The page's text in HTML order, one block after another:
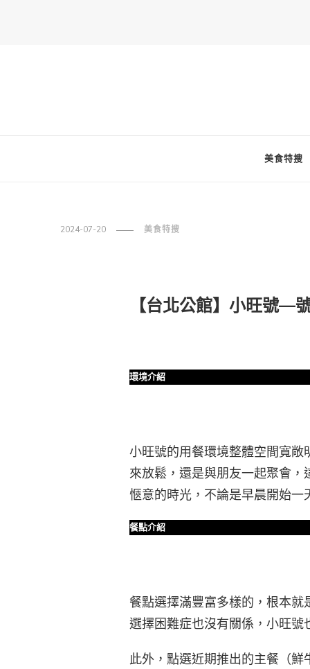
美食特搜
2024-07-20 美食特搜
【台北公館】小旺號—
環境介紹
小旺號的用餐環境整體空間寬
來放鬆，還是與朋友一起聚會
愜意的時光，不論是早晨開始
餐點介紹
餐點選擇滿豐富多樣的，根本
選擇困難症也沒有關係，小旺
此外，點選近期推出的主餐（